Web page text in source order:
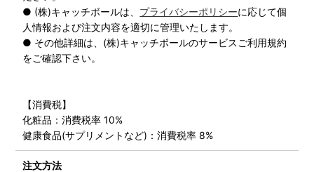
● (株)キャッチボールは、 プライバシーポリシーに応じて個
人情報および注文内容を適切に管理いたします。
● その他詳細は、(株)キャッチボールのサービスご利用規約
をご確認下さい。
【消費税】
化粧品：消費税率 10%
健康食品(サプリメントなど)：消費税率 8%
注文方法